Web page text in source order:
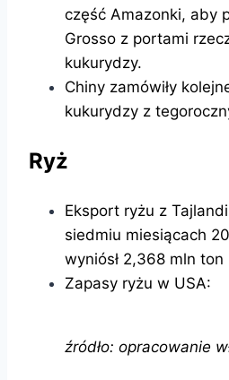
część Amazonki, aby
Grosso z portami
kukurydzy.
Chiny zamówiły
kukurydzy z
Ryż
Eksport ryżu z
siedmiu miesiącach
wyniósł 2,368 mln ton
Zapasy ryżu w USA:
źródło: opracowanie